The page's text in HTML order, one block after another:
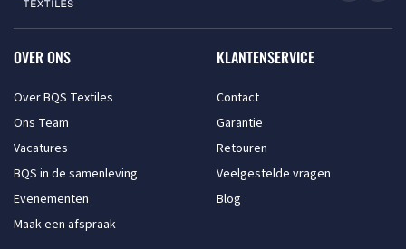
OVER ONS
Over BQS Textiles
Ons Team
Vacatures
BQS in de samenleving
Evenementen
Maak een afspraak
KLANTENSERVICE
Contact
Garantie
Retouren
Veelgestelde vragen
Blog